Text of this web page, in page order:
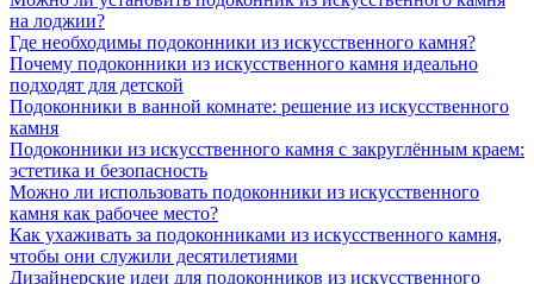
на лоджии?
Где необходимы подоконники из искусственного камня?
Почему подоконники из искусственного камня идеально
подходят для детской
Подоконники в ванной комнате: решение из искусственного
камня
Подоконники из искусственного камня с закруглённым краем:
эстетика и безопасность
Можно ли использовать подоконники из искусственного
камня как рабочее место?
Как ухаживать за подоконниками из искусственного камня,
чтобы они служили десятилетиями
Дизайнерские идеи для подоконников из искусственного